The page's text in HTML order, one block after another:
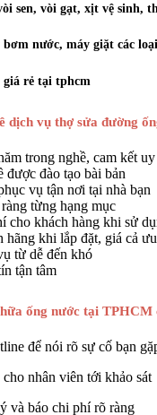
sen, vòi gạt, xịt vệ
nước, máy giặt các
giá rẻ tại tphcm
dịch vụ thợ sửa đường
trong nghề, cam kết
đào tạo bài bản
vụ tận nơi tại nhà bạn
từng hạng mục
cho khách hàng khi sử
khi lắp đặt, giá cả
từ dễ đến khó
tận tâm
ống nước tại TPHCM
để nói rõ sự cố bạn
nhân viên tới khảo sát
và báo chi phí rõ ràng